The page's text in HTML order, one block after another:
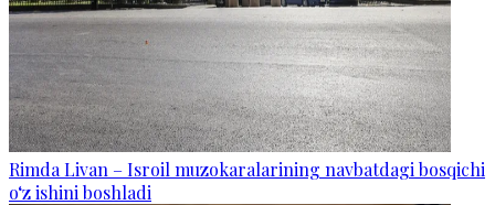
Rimda Livan – Isroil muzokaralarining navbatdagi bosqichi
o‘z ishini boshladi